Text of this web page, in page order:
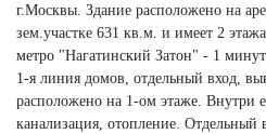
г.Москвы. Здание расположено на
зем.участке 631 кв.м. и имеет 2
метро "Нагатинский Затон" - 1
1-я линия домов, отдельный вход,
расположено на 1-ом этаже. Внутри
канализация, отопление. Отдельный